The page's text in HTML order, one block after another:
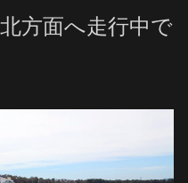
方面へ走行中で